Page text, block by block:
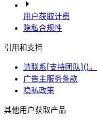
用户获取计费
隐私合规性
引用和支持
请联系[支持团队]()。
广告主服务条款
隐私政策
其他用户获取产品